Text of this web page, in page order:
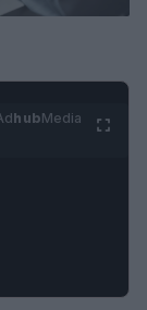
hubMedia